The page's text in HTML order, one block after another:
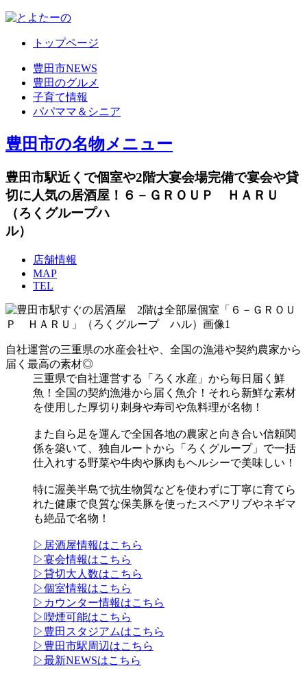
トップページ
豊田市NEWS
豊田のグルメ
子育て情報
パパママ＆シニア
豊田市の名物メニュー
豊田市駅近くで個室や2階大宴会場完備で宴会や貸
切に人気の居酒屋！６－ＧＲＯＵＰ ＨＡＲＵ
（ろくグループハ
ル
店舗情報
MAP
TEL
自社運営の三重県の水産会社や、全国の漁港や契約農家から
届く最高の素材◎
三重県で自社運営する「ろく水産」から毎日届く鮮
魚！全国の契約漁港から届く魚介！それら新鮮な素材
を使用した厚切り刺身や寿司や魚料理が名物！
また自ら足を運んで全国各地の農家と向き合い信頼関
係を築いて、独自ルートから「ろくグループ」で一括
仕入れする野菜や牛肉や豚肉もヘルシーで美味しい！
特に渥美半島で抗生物質などを使わずに丁寧に育てら
れた健康で良質な保美豚を使ったスペアリブやネギマ
も絶品で名物！
▷居酒屋情報はこちら
▷宴会情報はこちら
▷貸切大人数はこちら
▷個室情報はこちら
▷カウンター情報はこちら
▷喫煙可能はこちら
▷豊田スタジアムはこちら
▷豊田市駅周辺はこちら
▷最新NEWSはこちら